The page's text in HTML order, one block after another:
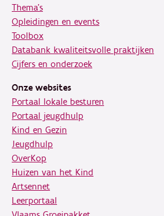
Thema's
Opleidingen en events
Toolbox
Databank kwaliteitsvolle praktijken
Cijfers en onderzoek
Onze websites
Portaal lokale besturen
Portaal jeugdhulp
Kind en Gezin
Jeugdhulp
OverKop
Huizen van het Kind
Artsennet
Leerportaal